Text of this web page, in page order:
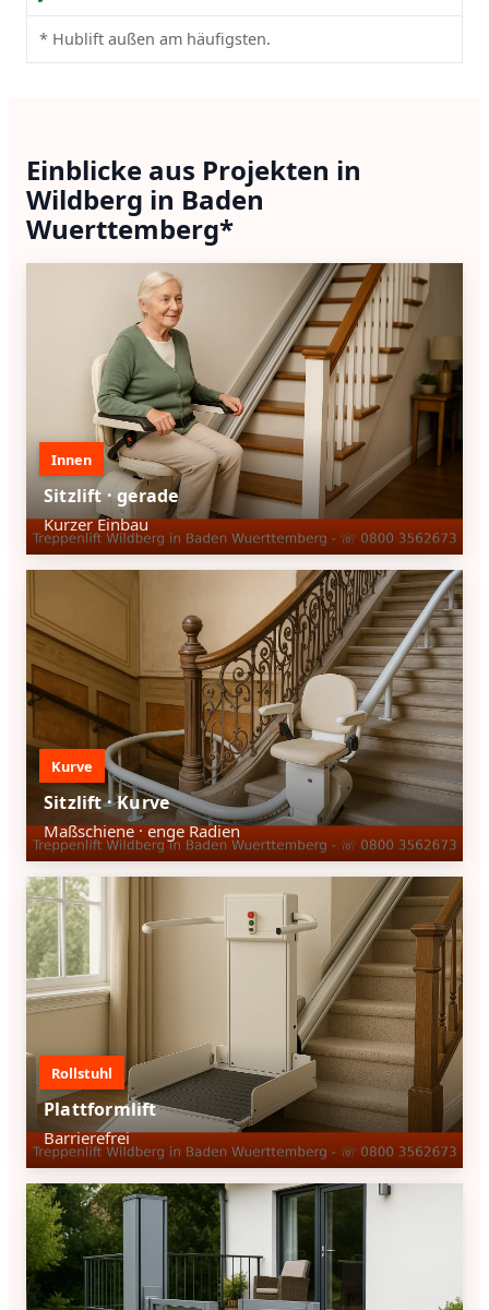
* Hublift außen am häufigsten.
Einblicke aus Projekten in
Wildberg in Baden
Wuerttemberg*
Innen
Sitzlift · gerade
Kurzer Einbau
Kurve
Sitzlift · Kurve
Maßschiene · enge Radien
Rollstuhl
Plattformlift
Barrierefrei